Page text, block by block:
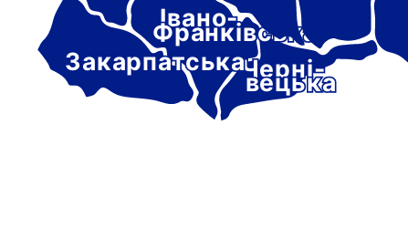
Черні-
вецька
Івано-
Франківська
Закарпатська